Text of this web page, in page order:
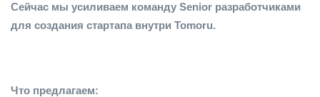
Сейчас мы усиливаем команду Senior разработчиками
для создания стартапа внутри Tomoru.
Что предлагаем:⠀⠀⠀⠀